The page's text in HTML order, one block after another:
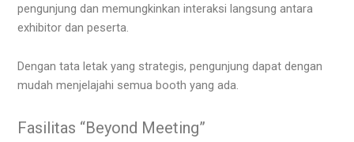
pengunjung dan memungkinkan interaksi langsung antara
exhibitor dan peserta.
Dengan tata letak yang strategis, pengunjung dapat dengan
mudah menjelajahi semua booth yang ada.
Fasilitas “Beyond Meeting”